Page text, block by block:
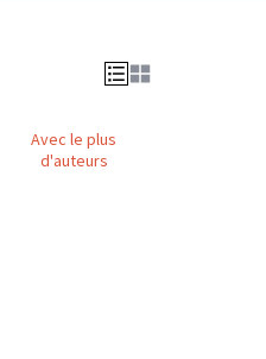
Avec le plus
d'auteurs